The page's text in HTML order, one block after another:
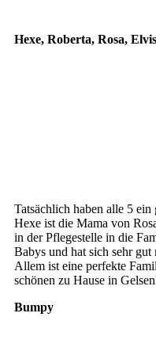
Hexe, Roberta, Rosa,
Tatsächlich haben alle 5 ein
Hexe ist die Mama von
in der Pflegestelle in die
Babys und hat sich sehr
Allem ist eine perfekte
schönen zu Hause in
Bumpy